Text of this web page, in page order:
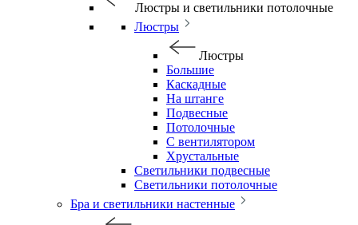
Люстры и светильники потолочные
Люстры
Люстры
Большие
Каскадные
На штанге
Подвесные
Потолочные
С вентилятором
Хрустальные
Светильники подвесные
Светильники потолочные
Бра и светильники настенные